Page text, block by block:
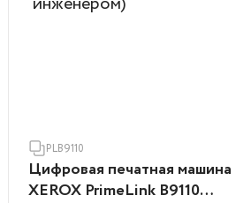
PLB9110
Цифровая печатная машина
XEROX PrimeLink B9110